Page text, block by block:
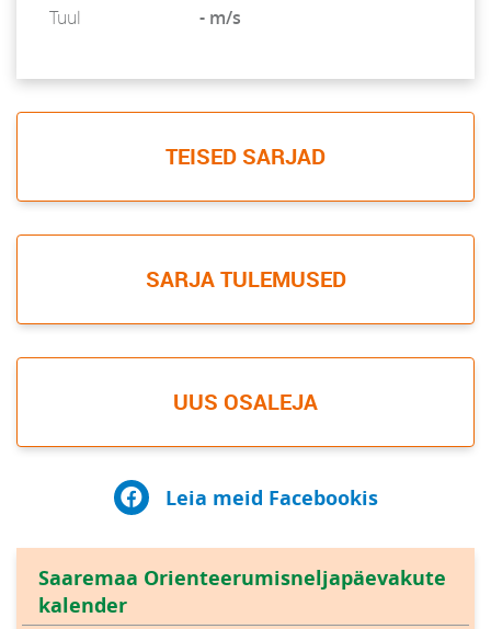
Tuul
- m/s
TEISED SARJAD
SARJA TULEMUSED
UUS OSALEJA
Leia meid Facebookis
Saaremaa Orienteerumisneljapäevakute
kalender